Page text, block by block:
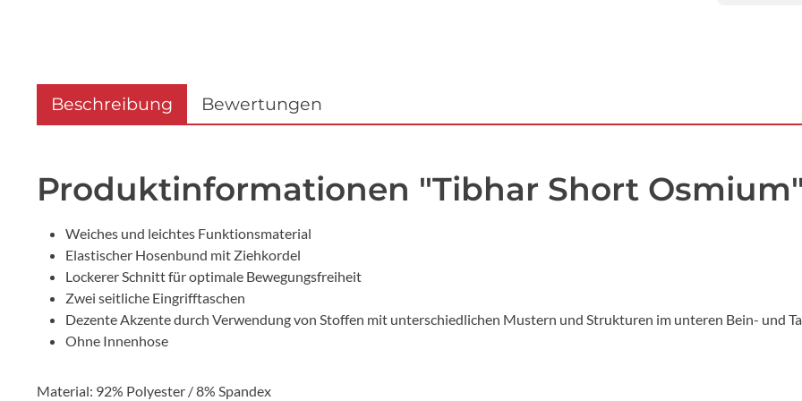
Beschreibung Bewertungen
Produktinformationen "Tibhar Short Osmium"
Weiches und leichtes Funktionsmaterial
Elastischer Hosenbund mit Ziehkordel
Lockerer Schnitt für optimale Bewegungsfreiheit
Zwei seitliche Eingrifftaschen
Dezente Akzente durch Verwendung von Stoffen mit unterschiedlichen Mustern und Strukturen im unteren Bein- und
Ohne Innenhose
Material: 92% Polyester / 8% Spandex